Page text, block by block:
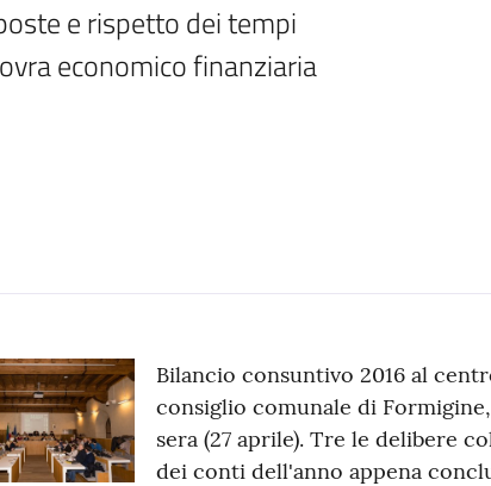
e rispetto dei tempi
economico finanziaria
Bilancio consuntivo 2016 al
consiglio comunale di
sera (27 aprile). Tre le delibere
dei conti dell'anno appena